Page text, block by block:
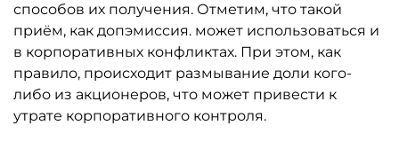
способов их получения. Отметим, что такой
приём, как допэмиссия. может использоваться и
в корпоративных конфликтах. При этом, как
правило, происходит размывание доли кого-
либо из акционеров, что может привести к
утрате корпоративного контроля.